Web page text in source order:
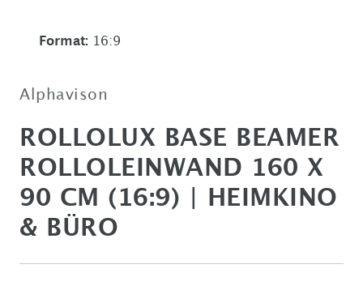
Format: 16:9
Alphavison
ROLLOLUX BASE BEAMER
ROLLOLEINWAND 160 X
90 CM (16:9) | HEIMKINO
& BÜRO